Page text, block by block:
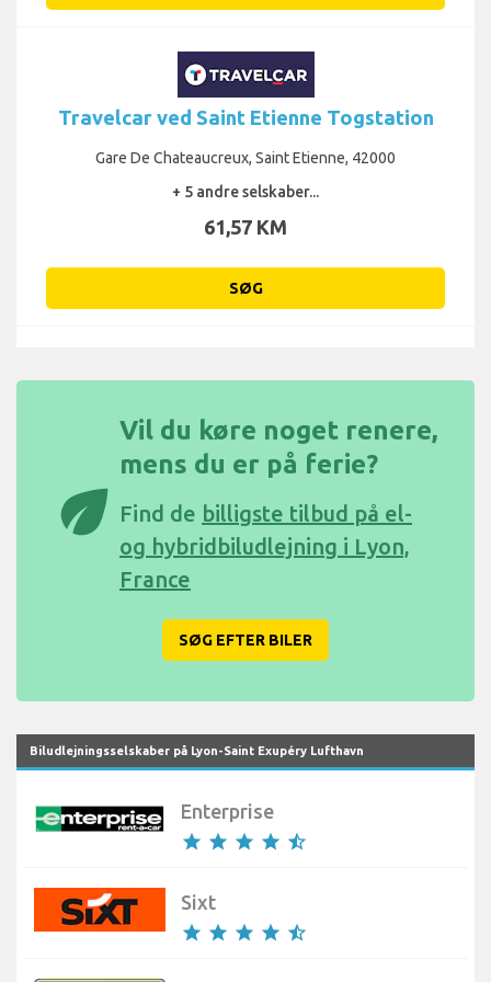
Travelcar ved Saint Etienne Togstation
Gare De Chateaucreux, Saint Etienne, 42000
+ 5 andre selskaber...
61,57 KM
SØG
eco
Vil du køre noget renere,
mens du er på ferie?
Find de billigste tilbud på el-
og hybridbiludlejning i Lyon,
France
SØG EFTER BILER
Biludlejningsselskaber på Lyon-Saint Exupéry Lufthavn
Enterprise
star star star star star_half
Sixt
star star star star star_half